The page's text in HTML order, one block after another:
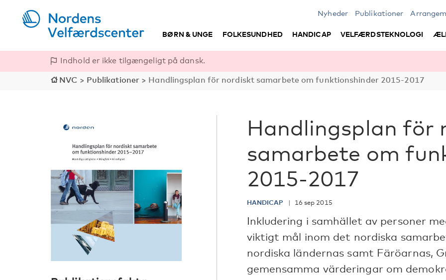
Nyheder Publikationer
BØRN & UNGE FOLKESUNDHED HANDICAP VELFÆRDSTEKNOLOGI
Indhold er ikke tilgængeligt på dansk.
NVC > Publikationer > Handlingsplan för nordiskt samarbete om funktionshinder 2015-2017
Handlingsplan för
samarbete om
2015-2017
HANDICAP 16 sep 2015
Inkludering i samhället av personer
viktigt mål inom det nordiska
nordiska ländernas samt Färöarnas,
gemensamma värderingar om